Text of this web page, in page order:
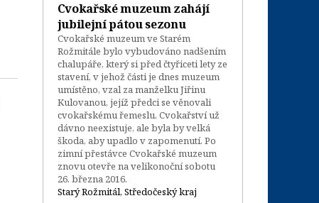
Cvokařské muzeum zahájí
jubilejní pátou sezonu
Cvokařské muzeum ve Starém
Rožmitále bylo vybudováno nadšením
chalupáře, který si před čtyřiceti lety ze
stavení, v jehož části je dnes muzeum
umístěno, vzal za manželku Jiřinu
Kulovanou, jejíž předci se věnovali
cvokařskému řemeslu. Cvokařství už
dávno neexistuje, ale byla by velká
škoda, aby upadlo v zapomenutí. Po
zimní přestávce Cvokařské muzeum
znovu otevře na velikonoční sobotu
26. března 2016.
Starý Rožmitál, Středočeský kraj